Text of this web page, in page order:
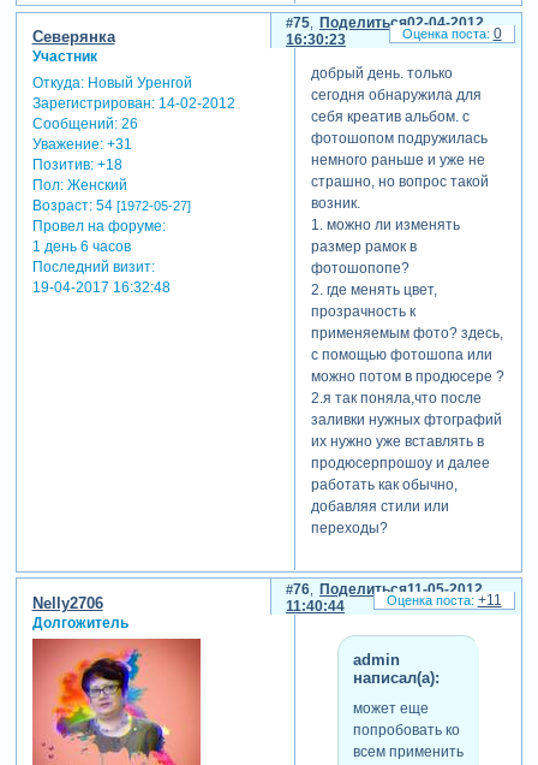
Поделиться
75
02-04-2012
16:30:23
Северянка
Участник
Откуда:Новый Уренгой
Зарегистрирован: 14-02-2012
Сообщений:26
Уважение: +31
Позитив: +18
Пол:Женский
Возраст:54 [1972-05-27]
Провел на форуме:
1 день 6 часов
Последний визит:
19-04-2017 16:32:48
добрый день. только
сегодня обнаружила для
себя креатив альбом. с
фотошопом подружилась
немного раньше и уже не
страшно, но вопрос такой
возник.
1. можно ли изменять
размер рамок в
фотошопопе?
2. где менять цвет,
прозрачность к
применяемым фото? здесь,
с помощью фотошопа или
можно потом в продюсере ?
2.я так поняла,что после
заливки нужных фтографий
их нужно уже вставлять в
продюсерпрошоу и далее
работать как обычно,
добавляя стили или
переходы?
0
Поделиться
76
11-05-2012
11:40:44
Nelly2706
Долгожитель
admin
написал(а):
может еще
попробовать ко
всем применить
+11